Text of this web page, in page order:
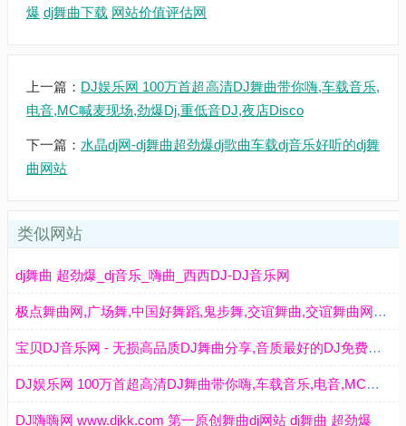
爆 dj舞曲下载 网站价值评估网
上一篇： DJ娱乐网 100万首超高清DJ舞曲带你嗨,车载音乐,
电音,MC喊麦现场,劲爆Dj,重低音DJ,夜店Disco
下一篇： 水晶dj网-dj舞曲超劲爆dj歌曲车载dj音乐好听的dj舞
曲网站
类似网站
dj舞曲 超劲爆_dj音乐_嗨曲_西西DJ-DJ音乐网
极点舞曲网,广场舞,中国好舞蹈,鬼步舞,交谊舞曲,交谊舞曲网站,交谊舞曲免费下载,dj舞曲免费下载,dj舞曲下载,舞曲大全,劲爆dj舞曲,好听的dj舞曲
宝贝DJ音乐网 - 无损高品质DJ舞曲分享,音质最好的DJ免费下载网站
DJ娱乐网 100万首超高清DJ舞曲带你嗨,车载音乐,电音,MC喊麦现场,劲爆Dj,重低音DJ,夜店Disco
DJ嗨嗨网 www.djkk.com 第一原创舞曲dj网站 dj舞曲 超劲爆